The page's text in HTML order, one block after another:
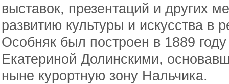
выставок, презентаций и других
развитию культуры и искусства в
Особняк был построен в 1889
Екатериной Долинскими,
ныне курортную зону Нальчика.